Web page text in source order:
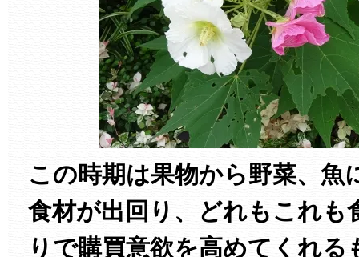
この時期は果物から野菜、魚
食材が出回り、どれもこれも
りで購買意欲を高めてくれ